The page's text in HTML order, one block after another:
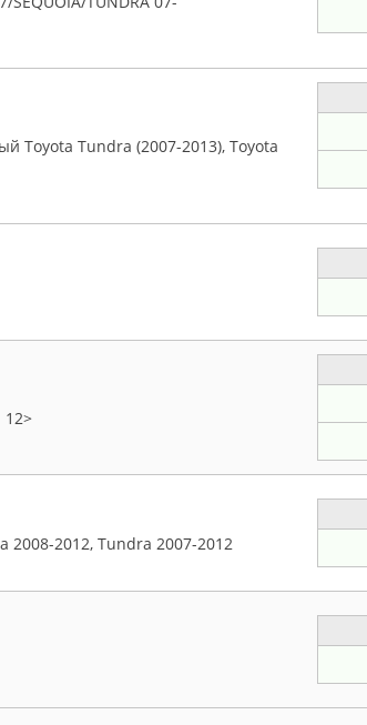
Toyota Tundra (2007-2013), Toyota
12>
2008-2012, Tundra 2007-2012